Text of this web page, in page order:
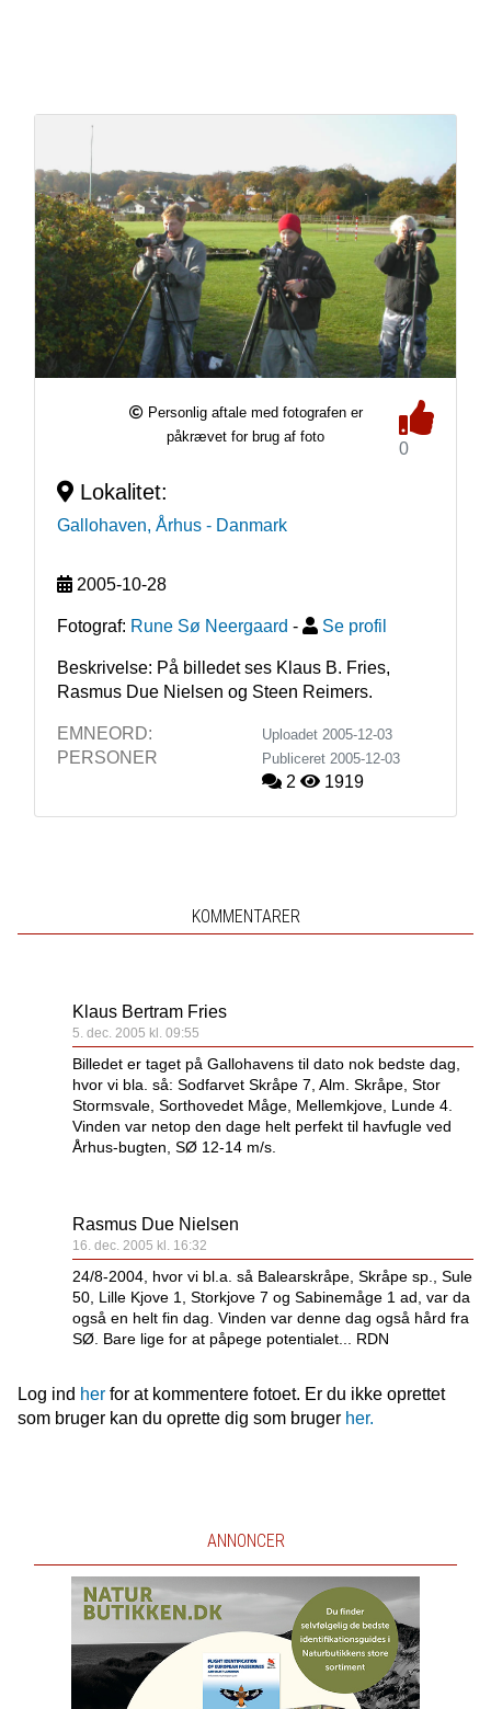
Personlig aftale med fotografen er
påkrævet for brug af foto
0
Lokalitet:
Gallohaven, Århus - Danmark
2005-10-28
Fotograf: Rune Sø Neergaard - Se profil
Beskrivelse: På billedet ses Klaus B. Fries,
Rasmus Due Nielsen og Steen Reimers.
EMNEORD:
PERSONER
Uploadet 2005-12-03
Publiceret 2005-12-03
2 1919
KOMMENTARER
Klaus Bertram Fries
5. dec. 2005 kl. 09:55
Billedet er taget på Gallohavens til dato nok bedste dag,
hvor vi bla. så: Sodfarvet Skråpe 7, Alm. Skråpe, Stor
Stormsvale, Sorthovedet Måge, Mellemkjove, Lunde 4.
Vinden var netop den dage helt perfekt til havfugle ved
Århus-bugten, SØ 12-14 m/s.
Rasmus Due Nielsen
16. dec. 2005 kl. 16:32
24/8-2004, hvor vi bl.a. så Balearskråpe, Skråpe sp., Sule
50, Lille Kjove 1, Storkjove 7 og Sabinemåge 1 ad, var da
også en helt fin dag. Vinden var denne dag også hård fra
SØ. Bare lige for at påpege potentialet... RDN
Log ind herfor at kommentere fotoet. Er du ikke oprettet
som bruger kan du oprette dig som bruger her.
ANNONCER